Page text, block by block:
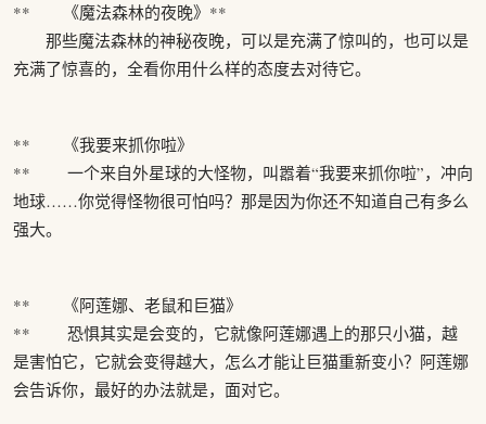
** 《魔法森林的夜晚》**
那些魔法森林的神秘夜晚，可以是充满了惊叫的，也可以是
充满了惊喜的，全看你用什么样的态度去对待它。
** 《我要来抓你啦》
** 一个来自外星球的大怪物，叫嚣着“我要来抓你啦”，冲向
地球……你觉得怪物很可怕吗？那是因为你还不知道自己有多么
强大。
** 《阿莲娜、老鼠和巨猫》
** 恐惧其实是会变的，它就像阿莲娜遇上的那只小猫，越
是害怕它，它就会变得越大，怎么才能让巨猫重新变小？阿莲娜
会告诉你，最好的办法就是，面对它。